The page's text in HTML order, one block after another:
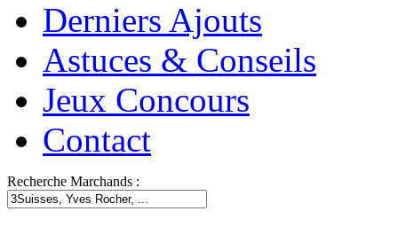
Derniers Ajouts
Astuces & Conseils
Jeux Concours
Contact
Recherche Marchands :